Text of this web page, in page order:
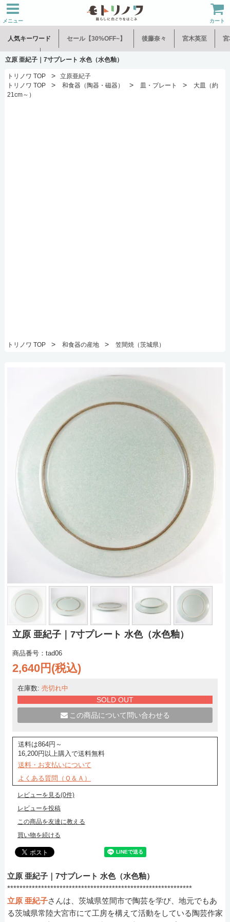
メニュー カート
人気キーワード セール【30%OFF~】 後藤奈々 宮木英至 宮
水谷和音 児玉修治
立原 亜紀子｜7寸プレート 水色（水色釉）
トリノワ TOP >
立原亜紀子
トリノワ TOP
> 和食器（陶器・磁器） > 皿・プレート >
大皿（約
21cm～）
トリノワ TOP > 和食器の産地 > 笠間焼（茨城県）
立原 亜紀子｜7寸プレート 水色（水色釉）
商品番号：tad06
2,640円(税込)
在庫数: 売切れ中
SOLD OUT
この商品について問い合わせる
送料は864円～
16,200円以上購入で送料無料
送料・お支払いについて
よくある質問（Ｑ＆Ａ）
レビューを見る(0件)
レビューを投稿
この商品を友達に教える
買い物を続ける
立原 亜紀子｜7寸プレート 水色（水色釉）
************************************************************
立原 亜紀子さんは、茨城県笠間市で陶芸を学び、地元でもあ
る茨城県常陸大宮市にて工房を構えて活動をしている陶芸作家